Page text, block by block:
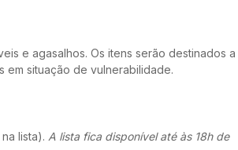
e agasalhos. Os itens serão destinados a
situação de vulnerabilidade.
lista). A lista fica disponível até às 18h de